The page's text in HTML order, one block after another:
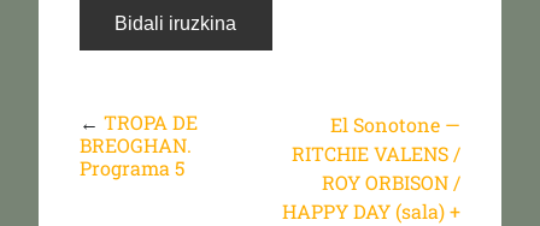
← TROPA DE
BREOGHAN.
Programa 5
El Sonotone —
RITCHIE VALENS /
ROY ORBISON /
HAPPY DAY (sala) +